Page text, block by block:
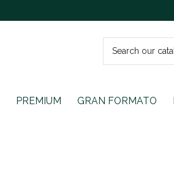
PREMIUM GRAN FORMATO